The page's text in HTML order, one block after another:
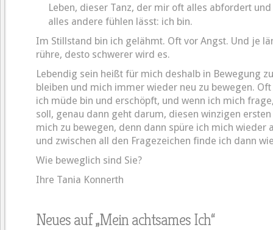
Leben, dieser Tanz, der mir oft alles abfordert
alles andere fühlen lässt: ich bin.
Im Stillstand bin ich gelähmt. Oft vor Angst. Und je
rühre, desto schwerer wird es.
Lebendig sein heißt für mich deshalb in Bewegung
bleiben und mich immer wieder neu zu bewegen.
ich müde bin und erschöpft, und wenn ich mich
soll, genau dann geht darum, diesen winzigen
mich zu bewegen, denn dann spüre ich mich wieder
und zwischen all den Fragezeichen finde ich dann
Wie beweglich sind Sie?
Ihre Tania Konnerth
Neues auf „Mein achtsames Ich“